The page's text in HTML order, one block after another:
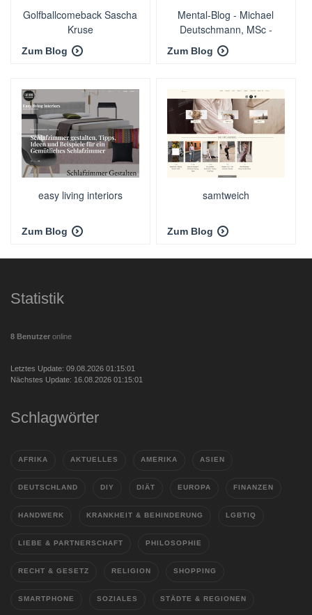
Golfballcomeback Sascha
Kruse
Zum Blog
Mental-Blog - Michael
Deutschmann, MSc -
Akad. Mentalcoach |
Supervisor | Zert.
Zum Blog
easy living interiors
Zum Blog
samtweich
Zum Blog
Statistik
8 Benutzer online
Letztes Update: 09.08.2026 01:15:01
Nächstes Update: 16.08.2026 01:15:01
Schlagwörter
AFRIKA AKTUELLES AMERIKA ASIEN
DEUTSCHLAND DIY DIÄT EUROPA FINANZEN
HANDWERK KRANKHEIT & BEHINDERUNG LGBTIQ
LIEBE & PARTNERSCHAFT PHILOSOPHIE
RECHT & GESETZ RELIGION SHOPPING
SMARTPHONE SOZIALES STÄDTE & REGIONEN